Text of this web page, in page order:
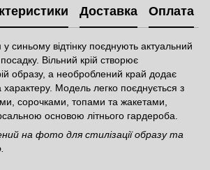
Доставка Оплата
у синьому відтінку поєднують актуальний
Вільний крій створює
образу, а необроблений край додає
характеру. Модель легко поєднується з
сорочками, топами та жакетами,
основою літнього гардероба.
на фото для стилізації образу та